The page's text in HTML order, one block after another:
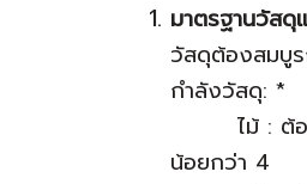
มาตรฐานวัสดุ
วัสดุต้องสมบู
กำลังวัสดุ: *
ไม้ : ต้องมี
น้อยกว่า 4